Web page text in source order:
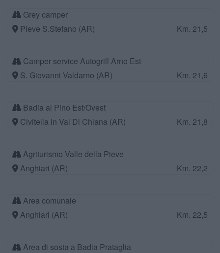
Grey camper
Pieve S.Stefano (AR)
Km. 21,5
Camper service Autogrill Arno Est
S. Giovanni Valdarno (AR)
Km. 21,6
Badia al Pino Est/Ovest
Civitella in Val Di Chiana (AR)
Km. 21,8
Agriturismo Valle della Pieve
Anghiari (AR)
Km. 22,2
Area comunale
Anghiari (AR)
Km. 22,5
Area di sosta a Badia Prataglia